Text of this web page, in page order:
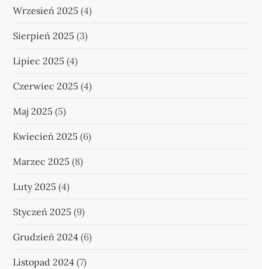
Wrzesień 2025 (4)
Sierpień 2025 (3)
Lipiec 2025 (4)
Czerwiec 2025 (4)
Maj 2025 (5)
Kwiecień 2025 (6)
Marzec 2025 (8)
Luty 2025 (4)
Styczeń 2025 (9)
Grudzień 2024 (6)
Listopad 2024 (7)